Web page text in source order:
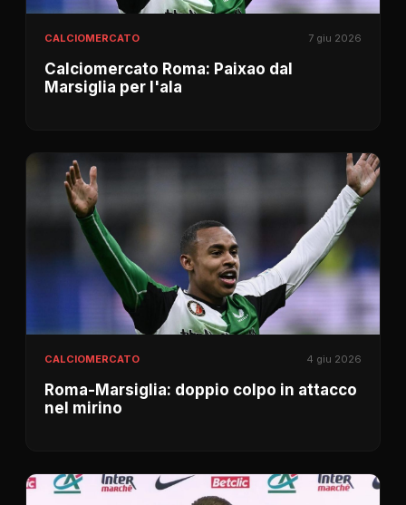
CALCIOMERCATO 7 giu 2026
Calciomercato Roma: Paixao dal
Marsiglia per l'ala
CALCIOMERCATO 4 giu 2026
Roma-Marsiglia: doppio colpo in attacco
nel mirino